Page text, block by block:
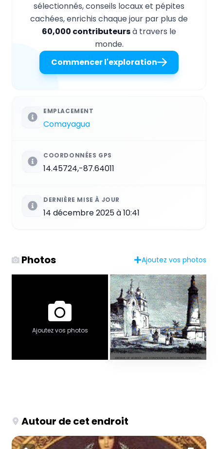
sélectionnés, conseils locaux et pépites
cachées, enrichis chaque jour par plus de
60,000 contributeursà travers le
monde.
Commencer l'exploration
EMPLACEMENT
Comayagua
COORDONNÉES GPS
14.45724,-87.64011
DERNIÈRE MISE À JOUR
14 décembre 2025 à 10:41
Photos Ajoutez vos photos
Ajoutez vos photos
Autour de cet endroit